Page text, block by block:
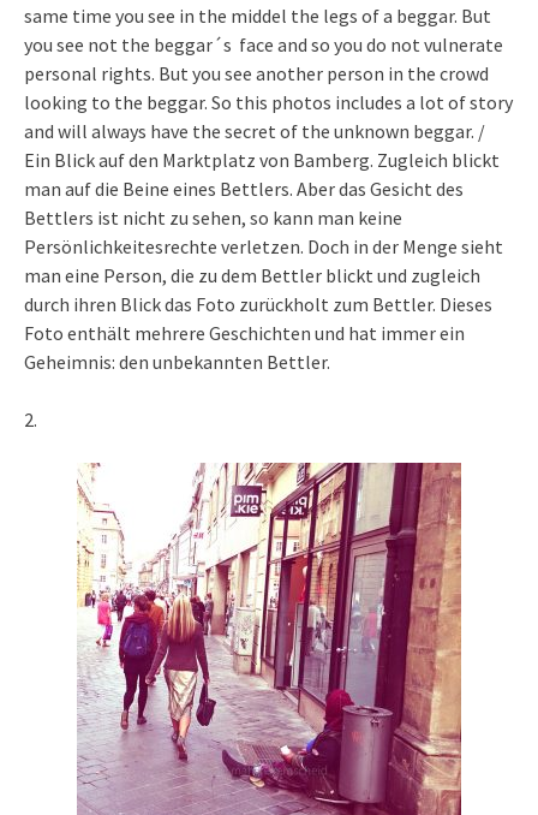
same time you see in the middel the legs of a beggar. But
you see not the beggar´s face and so you do not vulnerate
personal rights. But you see another person in the crowd
looking to the beggar. So this photos includes a lot of story
and will always have the secret of the unknown beggar. /
Ein Blick auf den Marktplatz von Bamberg. Zugleich blickt
man auf die Beine eines Bettlers. Aber das Gesicht des
Bettlers ist nicht zu sehen, so kann man keine
Persönlichkeitesrechte verletzen. Doch in der Menge sieht
man eine Person, die zu dem Bettler blickt und zugleich
durch ihren Blick das Foto zurückholt zum Bettler. Dieses
Foto enthält mehrere Geschichten und hat immer ein
Geheimnis: den unbekannten Bettler.
2.